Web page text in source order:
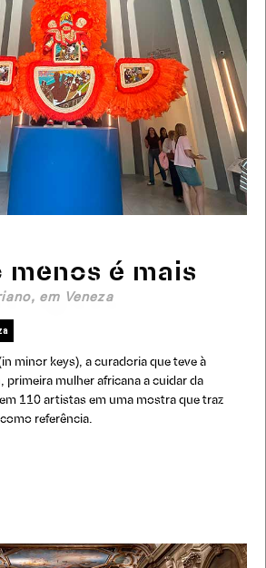
menos é mais
em Veneza
minor keys), a curadoria que teve à
primeira mulher africana a cuidar da
110 artistas em uma mostra que traz
referência.